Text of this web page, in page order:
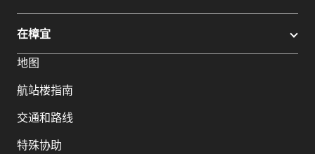
在樟宜
地图
航站楼指南
交通和路线
特殊协助